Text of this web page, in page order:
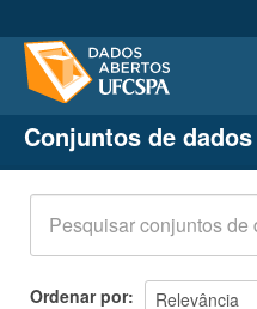
Conjuntos de dados
Organizações
Grupos
Sobre
Conjuntos de dados
Ordenar por